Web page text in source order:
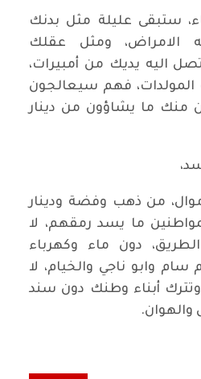
ستبقى عليلة مثل بدنك
ومثل عقلك
اليه يديك من أمبيرات،
فهم سيعالجون
منك ما يشاؤون من دينار
من ذهب وفضة ودينار
ما يسد رمقهم، لا
دون ماء وكهرباء
سام وابو ناجي والخيام، لا
وتترك أبناء وطنك دون سند
والهوان.